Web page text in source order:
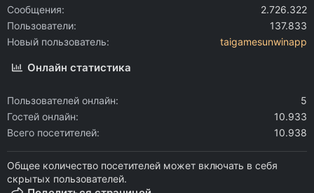
Сообщения
2.726.322
Пользователи
137.833
Новый пользователь
taigamesunwinapp
Онлайн статистика
Пользователей онлайн
5
Гостей онлайн
10.933
Всего посетителей
10.938
Общее количество посетителей может включать в себя
скрытых пользователей.